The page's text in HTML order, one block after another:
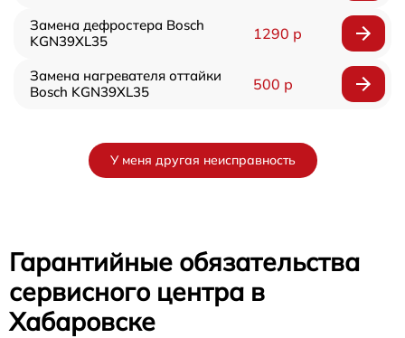
Замена дефростера Bosch
KGN39XL35
1290 р
Замена нагревателя оттайки
Bosch KGN39XL35
500 р
У меня другая неисправность
Гарантийные обязательства
сервисного центра в
Хабаровске